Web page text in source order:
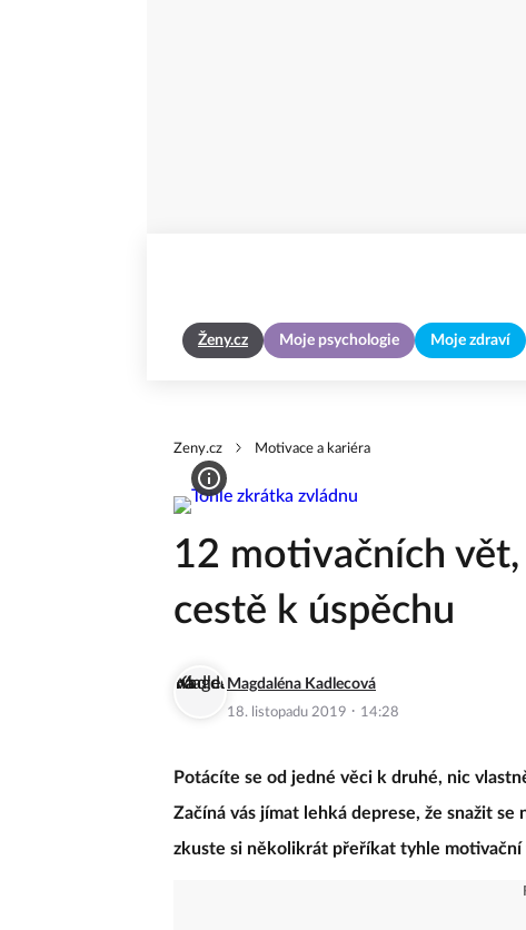
Ženy.cz Moje psychologie Moje zdraví
Zeny.cz Motivace a kariéra
12 motivačních
cestě k úspěchu
Magdaléna Kadlecová
18. listopadu 2019 · 14:28
Potácíte se od jedné věci k druhé, nic
Začíná vás jímat lehká deprese, že snažit
zkuste si několikrát přeříkat tyhle motivační